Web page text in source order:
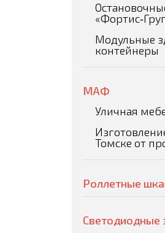
Модульные
контейнеры
МАФ
Уличная
Томске от
Роллетные
Светодиодные